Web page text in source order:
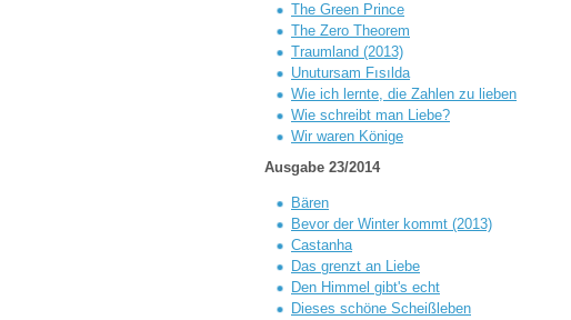
The Green Prince
The Zero Theorem
Traumland (2013)
Unutursam Fısılda
Wie ich lernte, die Zahlen zu lieben
Wie schreibt man Liebe?
Wir waren Könige
Ausgabe 23/2014
Bären
Bevor der Winter kommt (2013)
Castanha
Das grenzt an Liebe
Den Himmel gibt's echt
Dieses schöne Scheißleben